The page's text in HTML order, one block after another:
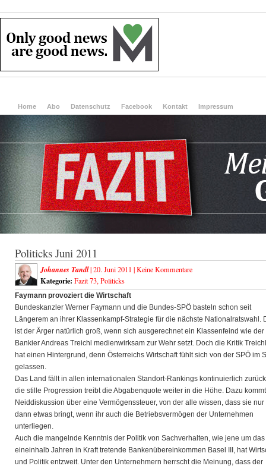
Home Abo Datenschutz Facebook Kontakt Impressum
Politicks Juni 2011
Johannes Tandl| 20. Juni 2011 |Keine Kommentare
Kategorie: Fazit 73, Politicks
Faymann provoziert die Wirtschaft
Bundeskanzler Werner Faymann und die Bundes-SPÖ basteln schon seit
Längerem an ihrer Klassenkampf-Strategie für die nächste Nationalratswahl.
ist der Ärger natürlich groß, wenn sich ausgerechnet ein Klassenfeind wie der
Bankier Andreas Treichl medienwirksam zur Wehr setzt. Doch die Kritik
hat einen Hintergrund, denn Österreichs Wirtschaft fühlt sich von der SPÖ im
gelassen.
Das Land fällt in allen internationalen Standort-Rankings kontinuierlich
die stille Progression treibt die Abgabenquote weiter in die Höhe. Dazu
Neiddiskussion über eine Vermögenssteuer, von der alle wissen, dass sie nur
dann etwas bringt, wenn ihr auch die Betriebsvermögen der Unternehmen
unterliegen.
Auch die mangelnde Kenntnis der Politik von Sachverhalten, wie jene um
eineinhalb Jahren in Kraft tretende Bankenübereinkommen Basel III, hat
und Politik entzweit. Unter den Unternehmern herrscht die Meinung, dass der